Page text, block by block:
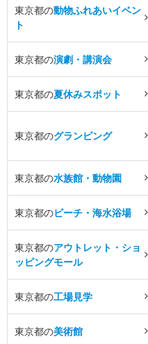
東京都の動物ふれあいイベン
ト
東京都の演劇・講演会
東京都の夏休みスポット
東京都のグランピング
東京都の水族館・動物園
東京都のビーチ・海水浴場
東京都のアウトレット・ショ
ッピングモール
東京都の工場見学
東京都の美術館